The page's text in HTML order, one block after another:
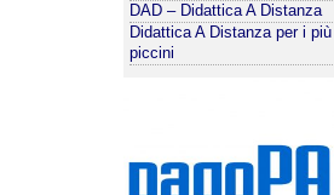
DAD – Didattica A Distanza
Didattica A Distanza per i più
piccini